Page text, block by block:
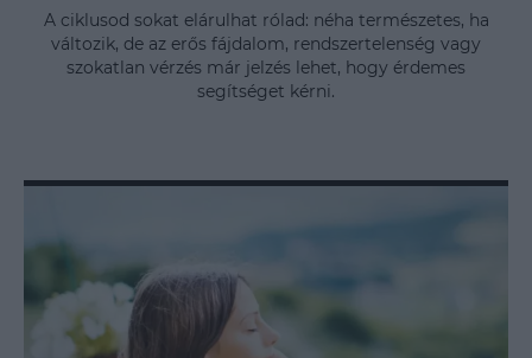
A ciklusod sokat elárulhat rólad: néha természetes, ha
változik, de az erős fájdalom, rendszertelenség vagy
szokatlan vérzés már jelzés lehet, hogy érdemes
segítséget kérni.